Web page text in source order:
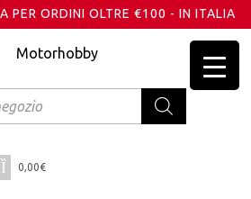
PER ORDINI OLTRE €100 - IN ITALIA
0,00€